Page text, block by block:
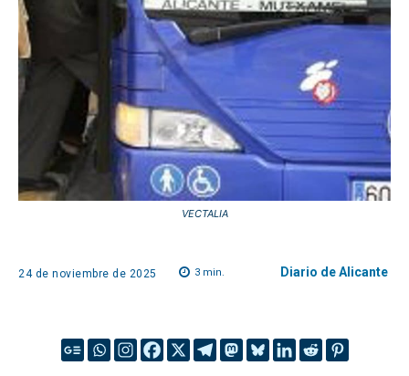
VECTALIA
24 de noviembre de 2025 3min. Diario de Alicante